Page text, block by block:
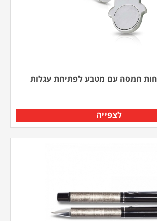
חמסה עם מטבע לפתיחת עגלות
לצפייה